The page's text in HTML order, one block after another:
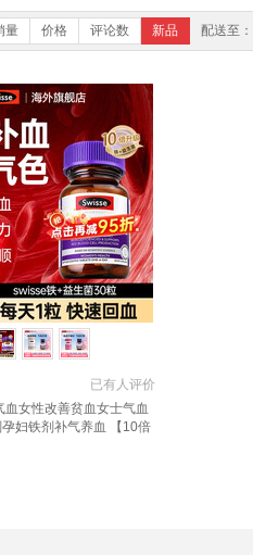
量 价格 评论数 新品 配送至：
已有人评价
女性改善贫血女士气血
妇铁剂补气养血 【10倍